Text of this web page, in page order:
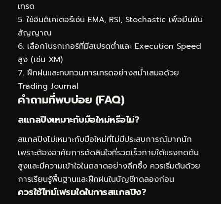
เทรด
5. ใช้อินดิเคเตอร์เช่น EMA, RSI, Stochastic เพื่อยืนยัน
สัญญาณ
6. เลือกโบรกเกอร์ที่มีสเปรดต่ำและ Execution Speed
สูง (เช่น XM)
7. ฝึกฝนและทบทวนการเทรดอย่างสม่ำเสมอด้วย
Trading Journal
คำถามที่พบบ่อย (FAQ)
สแกลปิงเหมาะกับมือใหม่หรือไม่?
สแกลปิงไม่เหมาะกับมือใหม่ที่ไม่มีประสบการณ์มากนัก
เพราะต้องอาศัยการตัดสินใจที่รวดเร็วภายใต้แรงกดดัน
สูงและมีความเข้าใจในตลาดอย่างลึกซึ้ง ควรเริ่มต้นด้วย
การเรียนรู้พื้นฐานและฝึกฝนในบัญชีทดลองก่อน
ควรใช้ไทม์เฟรมใดในการสแกลปิง?